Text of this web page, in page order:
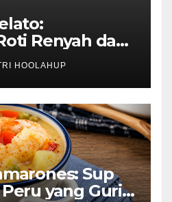
Renyah dan
yang
HOOLAHUP
Sup
yang Gurih